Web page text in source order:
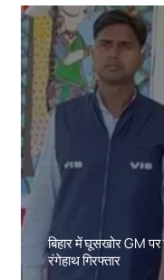
बिहार में घूसखोर GM
रंगेहाथ गिरफ्तार